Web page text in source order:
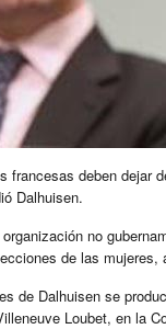
francesas deben dejar
Dalhuisen.
no
de las
de Dalhuisen se
Loubet, en la